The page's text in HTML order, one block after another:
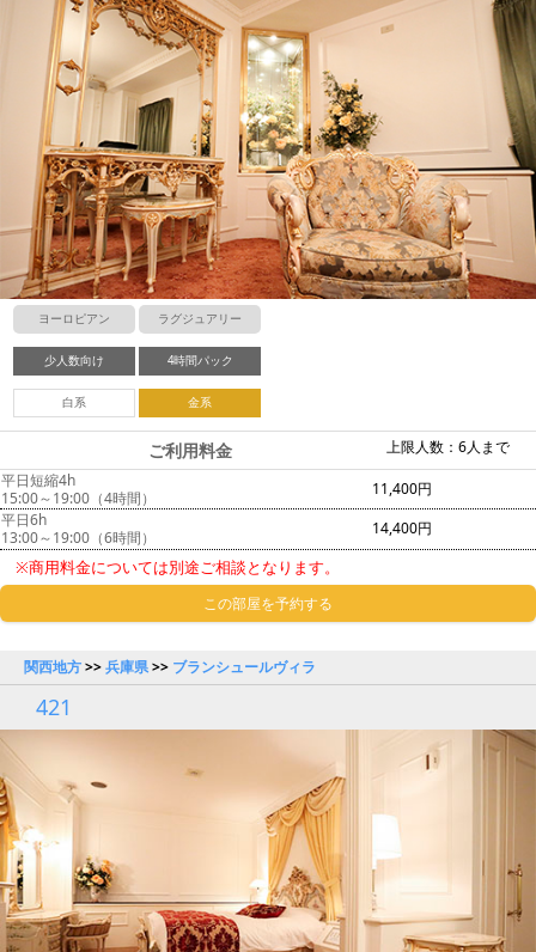
ヨーロピアン ラグジュアリー
少人数向け 4時間パック
白系 金系
上限人数：6人まで
ご利用料金
平日短縮4h
15:00～19:00（4時間）
11,400円
平日6h
13:00～19:00（6時間）
14,400円
※商用料金については別途ご相談となります。
この部屋を予約する
関西地方>>兵庫県>> ブランシュールヴィラ
421